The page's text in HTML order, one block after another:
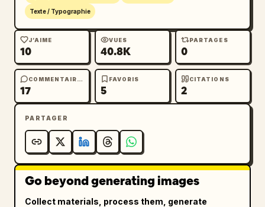
Texte / Typographie
J’AIME
10
VUES
40.8K
PARTAGES
0
COMMENTAIRES
17
FAVORIS
5
CITATIONS
2
PARTAGER
Go beyond generating images
Collect materials, process them, generate